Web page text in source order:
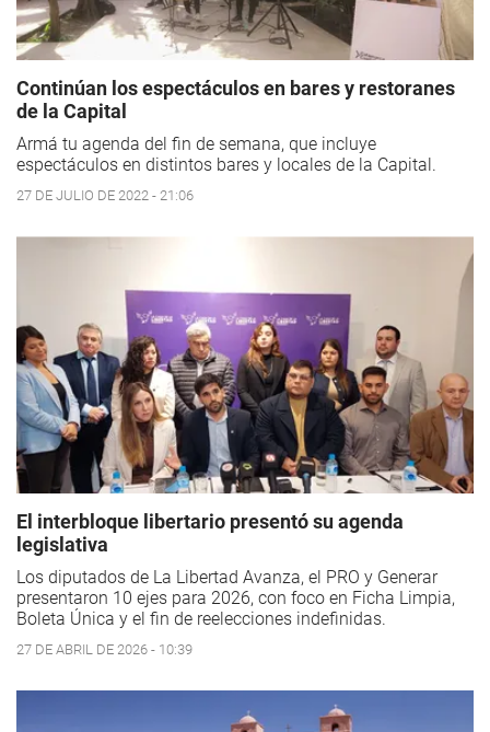
Continúan los espectáculos en bares y restoranes
de la Capital
Armá tu agenda del fin de semana, que incluye
espectáculos en distintos bares y locales de la Capital.
27 DE JULIO DE 2022 - 21:06
El interbloque libertario presentó su agenda
legislativa
Los diputados de La Libertad Avanza, el PRO y Generar
presentaron 10 ejes para 2026, con foco en Ficha Limpia,
Boleta Única y el fin de reelecciones indefinidas.
27 DE ABRIL DE 2026 - 10:39